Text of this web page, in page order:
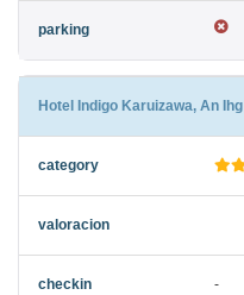
Hotel Indigo Karuizawa, An Ihg
-